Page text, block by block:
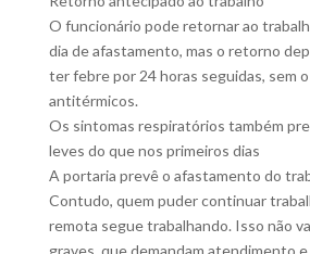
O funcionário pode retornar ao
dia de afastamento, mas o retorno
ter febre por 24 horas seguidas, sem
antitérmicos.
Os sintomas respiratórios também
leves do que nos primeiros dias
A portaria prevê o afastamento do
Contudo, quem puder continuar
remota segue trabalhando. Isso não